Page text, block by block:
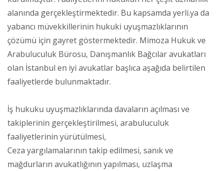
alanında gerçekleştirmektedir. Bu kapsamda yerli.ya da
yabancı müvekkillerinin hukuki uyuşmazlıklarının
çözümü için gayret göstermektedir. Mimoza Hukuk ve
Arabuluculuk Bürosu, Danışmanlık Bağcılar avukatları
olan İstanbul en iyi avukatlar başlıca aşağıda belirtilen
faaliyetlerde bulunmaktadır.
İş hukuku uyuşmazlıklarında davaların açılması ve
takiplerinin gerçekleştirilmesi, arabuluculuk
faaliyetlerinin yürütülmesi,
Ceza yargılamalarının takip edilmesi, sanık ve
mağdurların avukatlığının yapılması, uzlaşma